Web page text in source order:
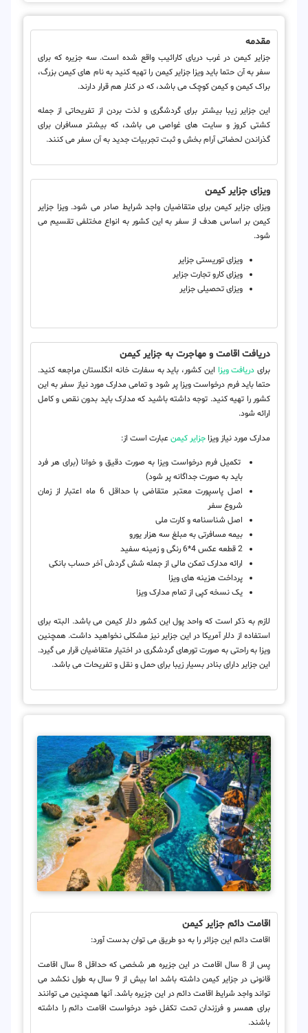
مقدمه
جزایر کیمن در غرب دریای کارائیب واقع شده است. سه جزیره که برای
سفر به آن حتما باید ویزا جزایر کیمن را تهیه کنید به نام های کیمن بزرگ،
براک کیمن و کیمن کوچک می باشد، که در کنار هم قرار دارند.
این جزایر زیبا بیشتر برای گردشگری و لذت بردن از تفریحاتی از جمله
کشتی کروز و سایت های غواصی می باشد، که بیشتر مسافران برای
گذراندن لحضاتی آرام بخش و ثبت تجربیات جدید به آن سفر می کنند.
ویزای جزایر کیمن
ویزای جزایر کیمن برای متقاضیان واجد شرایط صادر می شود. ویزا جزایر
کیمن بر اساس هدف از سفر به این کشور به انواع مختلفی تقسیم می
شود.
ویزای توریستی جزایر
ویزای کارو تجارت جزایر
ویزای تحصیلی جزایر
دریافت اقامت و مهاجرت به جزایر کیمن
برایدریافت ویزا این کشور، باید به سفارت خانه انگلستان مراجعه کنید.
حتما باید فرم درخواست ویزا پر شود و تمامی مدارک مورد نیاز سفر به این
کشور را تهیه کنید. توجه داشته باشید که مدارک باید بدون نقص و کامل
ارائه شود.
مدارک مورد نیاز ویزا جزایر کیمنعبارت است از:
تکمیل فرم درخواست ویزا به صورت دقیق و خوانا (برای هر فرد
باید به صورت جداگانه پر شود)
اصل پاسپورت معتبر متقاضی با حداقل 6 ماه اعتبار از زمان
شروع سفر
اصل شناسنامه و کارت ملی
بیمه مسافرتی به مبلغ سه هزار یورو
2 قطعه عکس 4*6 رنگی و زمینه سفید
ارائه مدارک تمکن مالی از جمله شش گردش آخر حساب بانکی
پرداخت هزینه های ویزا
یک نسخه کپی از تمام مدارک ویزا
لازم به ذکر است که واحد پول این کشور دلار کیمن می باشد. البته برای
استفاده از دلار آمریکا در این جزایر نیز مشکلی نخواهید داشت. همچنین
ویزا به راحتی به صورت تورهای گردشگری در اختیار متقاضیان قرار می گیرد.
این جزایر دارای بنادر بسیار زیبا برای حمل و نقل و تفریحات می باشد.
اقامت دائم جزایر کیمن
اقامت دائم این جزائر را به دو طریق می توان بدست آورد:
پس از 8 سال اقامت در این جزیره هر شخصی که حداقل 8 سال اقامت
قانونی در جزایر کیمن داشته باشد اما بیش از 9 سال به طول نکشد می
تواند واجد شرایط اقامت دائم در این جزیره باشد. آنها همچنین می توانند
برای همسر و فرزندان تحت تکفل خود درخواست اقامت دائم را داشته
باشند.